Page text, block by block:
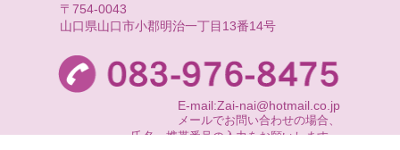
〒754-0043
山口県山口市小郡明治一丁目13番14号
E-mail:Zai-nai@hotmail.co.jp
メールでお問い合わせの場合、
氏名・携帯番号の入力をお願いします。